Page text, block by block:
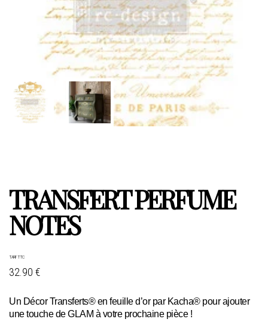
TRANSFERT PERFUME
NOTES
TARIF TTC
32.90 €
Un Décor Transferts® en feuille d’or par Kacha® pour ajouter
une touche de GLAM à votre prochaine pièce !